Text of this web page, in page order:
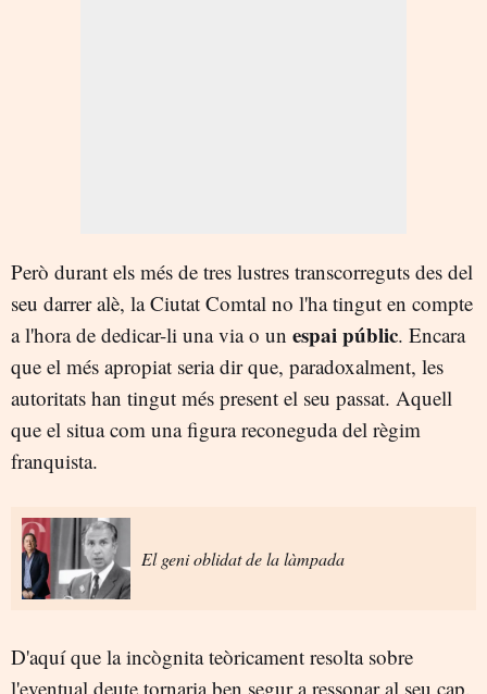
Però durant els més de tres lustres transcorreguts des del
seu darrer alè, la Ciutat Comtal no l'ha tingut en compte
a l'hora de dedicar-li una via o un espai públic. Encara
que el més apropiat seria dir que, paradoxalment, les
autoritats han tingut més present el seu passat. Aquell
que el situa com una figura reconeguda del règim
franquista.
El geni oblidat de la làmpada
D'aquí que la incògnita teòricament resolta sobre
l'eventual deute tornaria ben segur a ressonar al seu cap.